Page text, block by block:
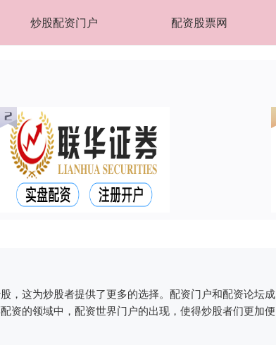
炒股配资门户 配资股票网
，这为炒股者提供了更多的选择。配资门户和配资论坛成
资的领域中，配资世界门户的出现，使得炒股者们更加便